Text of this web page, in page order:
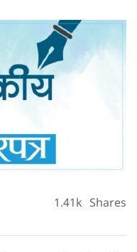
1.41k Shares